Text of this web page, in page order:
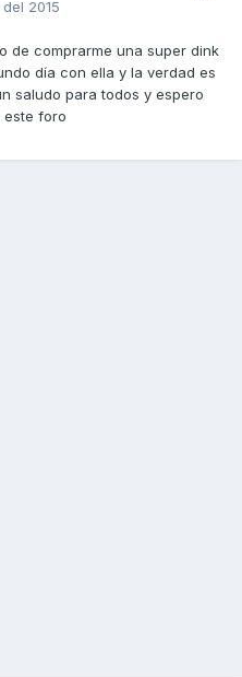
2015
de comprarme una super dink
día con ella y la verdad es
saludo para todos y espero
este foro